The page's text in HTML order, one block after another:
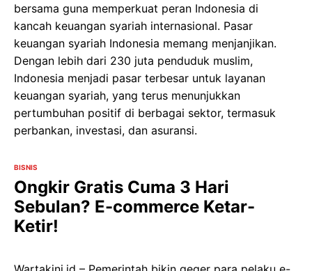
bersama guna memperkuat peran Indonesia di
kancah keuangan syariah internasional. Pasar
keuangan syariah Indonesia memang menjanjikan.
Dengan lebih dari 230 juta penduduk muslim,
Indonesia menjadi pasar terbesar untuk layanan
keuangan syariah, yang terus menunjukkan
pertumbuhan positif di berbagai sektor, termasuk
perbankan, investasi, dan asuransi.
BISNIS
Ongkir Gratis Cuma 3 Hari
Sebulan? E-commerce Ketar-
Ketir!